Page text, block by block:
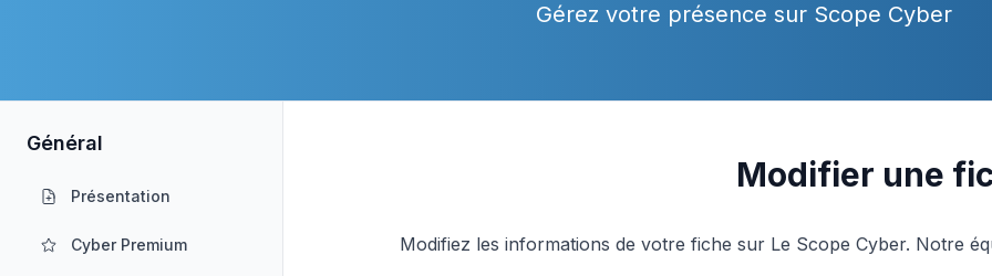
Gérez votre présence sur Scope Cyber
Général
Présentation
Cyber Premium
Modifier une
Modifiez les informations de votre fiche sur Le Scope Cyber. Notre